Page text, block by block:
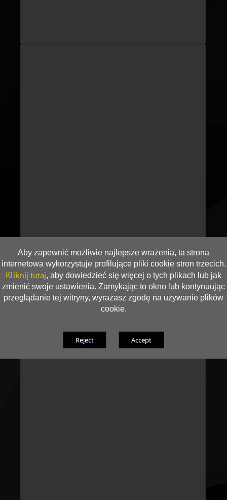
Aby zapewnić możliwie najlepsze wrażenia, ta strona
internetowa wykorzystuje profilujące pliki cookie stron trzecich.
Kliknij tutaj, aby dowiedzieć się więcej o tych plikach lub jak
zmienić swoje ustawienia. Zamykając to okno lub kontynuując
przeglądanie tej witryny, wyrażasz zgodę na używanie plików
cookie.